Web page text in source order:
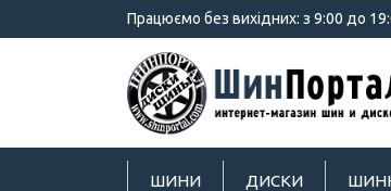
Працюємо без вихідних: з 9:00 до
ШИНИ ДИСКИ